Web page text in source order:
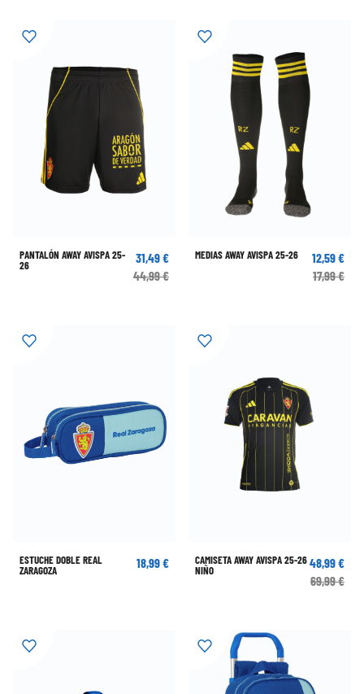
PANTALÓN AWAY AVISPA 25-
26
31,49 €
44,99 €
MEDIAS AWAY AVISPA 25-26
12,59 €
17,99 €
ESTUCHE DOBLE REAL
ZARAGOZA
18,99 €
CAMISETA AWAY AVISPA 25-26
NIÑO
48,99 €
69,99 €